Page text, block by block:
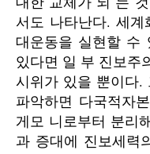
서도 나타난다. 세
대운동을 실현할 수
있다면 일 부 진보주
시위가 있을 뿐이다.
파악하면 다국적자
게모 니로부터 분리
과 증대에 진보세력